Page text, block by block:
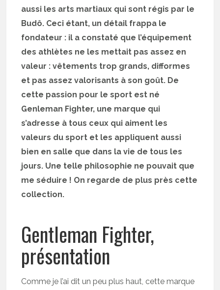
aussi les arts martiaux qui sont régis par le
Budô. Ceci étant, un détail frappa le
fondateur : il a constaté que l’équipement
des athlètes ne les mettait pas assez en
valeur : vêtements trop grands, difformes
et pas assez valorisants à son goût. De
cette passion pour le sport est né
Genleman Fighter, une marque qui
s’adresse à tous ceux qui aiment les
valeurs du sport et les appliquent aussi
bien en salle que dans la vie de tous les
jours. Une telle philosophie ne pouvait que
me séduire ! On regarde de plus près cette
collection.
Gentleman Fighter,
présentation
Comme je l’ai dit un peu plus haut, cette marque